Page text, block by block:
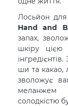
Лосьйон
Hand and
запах,
шкіру цією
ши та какао,
зволожує
меланжем
солодкістю